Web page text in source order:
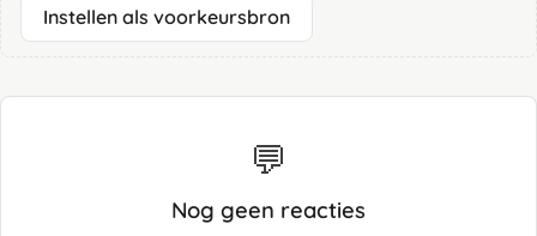
Instellen als voorkeursbron
💬
Nog geen reacties